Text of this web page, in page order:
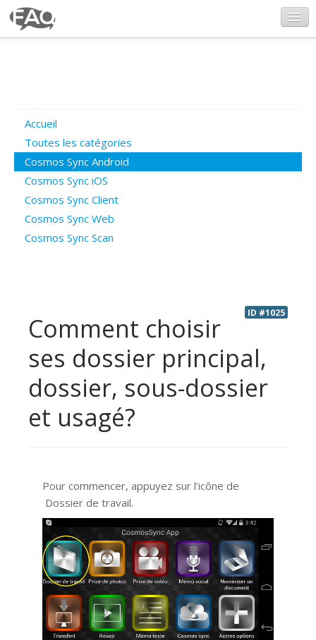
Poser une question
Questions ouvertes
Connexion
Accueil
Toutes les catégories
Cosmos Sync Android
Cosmos Sync iOS
Cosmos Sync Client
Cosmos Sync Web
Cosmos Sync Scan
ID #1025
Comment choisir
ses dossier principal,
dossier, sous-dossier
et usagé?
Pour commencer, appuyez sur l’icône de
Dossier de travail.